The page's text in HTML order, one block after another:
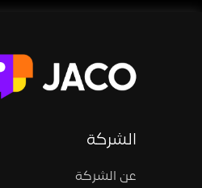
الشركة
عن الشركة